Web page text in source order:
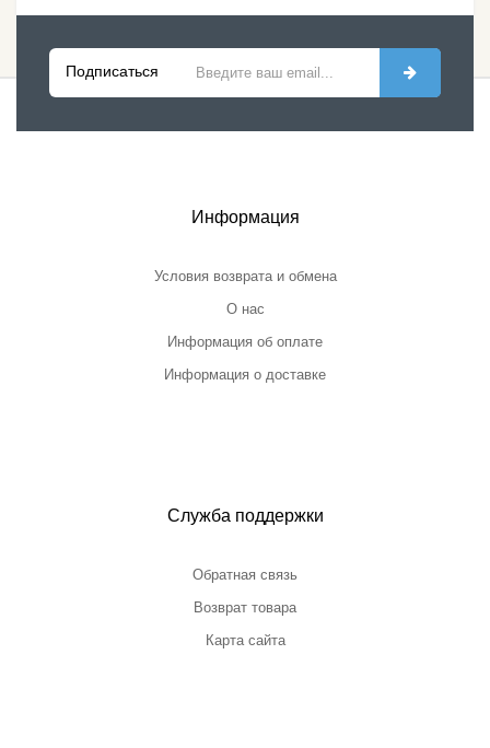
Подписаться
Информация
Условия возврата и обмена
О нас
Информация об оплате
Информация о доставке
Служба поддержки
Обратная связь
Возврат товара
Карта сайта